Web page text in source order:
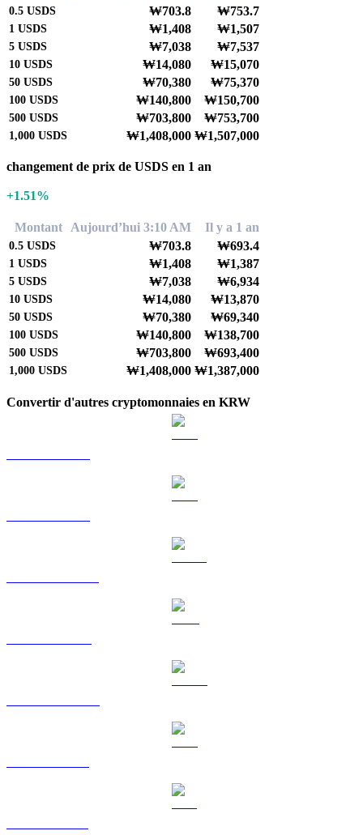
0.5 USDS ₩703.8 ₩753.7
1 USDS ₩1,408 ₩1,507
5 USDS ₩7,038 ₩7,537
10 USDS ₩14,080 ₩15,070
50 USDS ₩70,380 ₩75,370
100 USDS ₩140,800 ₩150,700
500 USDS ₩703,800 ₩753,700
1,000 USDS ₩1,408,000 ₩1,507,000
changement de prix de USDS en 1 an
+1.51%
Montant Aujourd’hui 3:10 AM Il y a 1 an
0.5 USDS ₩703.8 ₩693.4
1 USDS ₩1,408 ₩1,387
5 USDS ₩7,038 ₩6,934
10 USDS ₩14,080 ₩13,870
50 USDS ₩70,380 ₩69,340
100 USDS ₩140,800 ₩138,700
500 USDS ₩703,800 ₩693,400
1,000 USDS ₩1,408,000 ₩1,387,000
Convertir d'autres cryptomonnaies en KRW